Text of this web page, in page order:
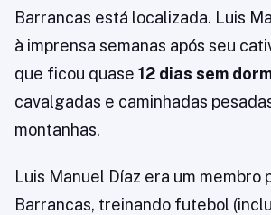
Barrancas está localizada. Luis
à imprensa semanas após seu
que ficou quase 12 dias sem
cavalgadas e caminhadas
montanhas.
Luis Manuel Díaz era um membro
Barrancas, treinando futebol